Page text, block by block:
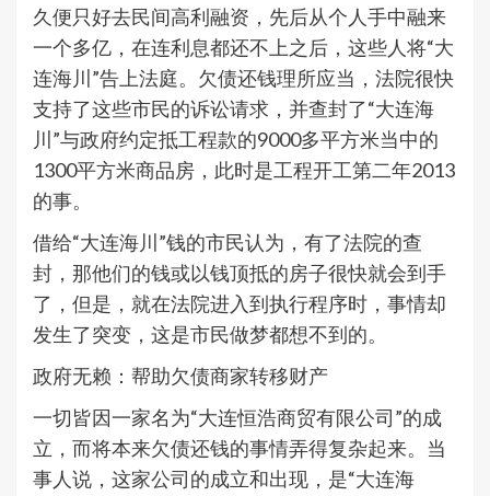
久便只好去民间高利融资，先后从个人手中融来
一个多亿，在连利息都还不上之后，这些人将“大
连海川”告上法庭。欠债还钱理所应当，法院很快
支持了这些市民的诉讼请求，并查封了“大连海
川”与政府约定抵工程款的9000多平方米当中的
1300平方米商品房，此时是工程开工第二年2013
的事。
借给“大连海川”钱的市民认为，有了法院的查
封，那他们的钱或以钱顶抵的房子很快就会到手
了，但是，就在法院进入到执行程序时，事情却
发生了突变，这是市民做梦都想不到的。
政府无赖：帮助欠债商家转移财产
一切皆因一家名为“大连恒浩商贸有限公司”的成
立，而将本来欠债还钱的事情弄得复杂起来。当
事人说，这家公司的成立和出现，是“大连海